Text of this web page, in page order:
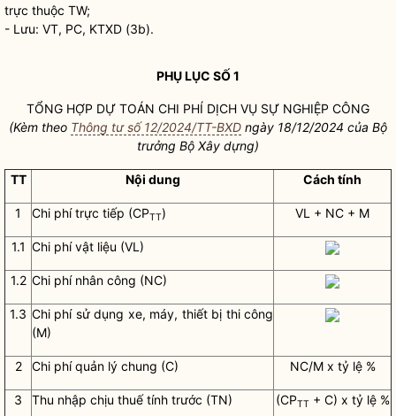
trực thuộc TW;
- Lưu: VT, PC, KTXD (3b).
PHỤ LỤC SỐ 1
TỔNG HỢP DỰ TOÁN CHI PHÍ DỊCH VỤ SỰ NGHIỆP CÔNG
(Kèm theo Thông tư số 12/2024/TT-BXD ngày 18/12/2024 của Bộ
trưởng Bộ Xây dựng)
TT Nội dung Cách tính
1 Chi phítrực tiếp (CPTT) VL + NC + M
1.1 Chi phívật liệu (VL)
1.2 Chi phínhân công (NC)
1.3 Chi phísử dụng xe, máy, thiết bị thi công
(M)
2 Chi phíquản lý chung (C) NC/M x tỷ lệ %
3 Thu nhập chịu thuế tính trước (TN) (CPTT+ C) x tỷ lệ %